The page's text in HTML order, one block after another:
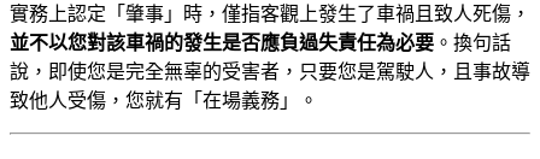
實務上認定「肇事」時，僅指客觀上發生了車禍且致人死傷，
並不以您對該車禍的發生是否應負過失責任為必要 。換句話
說，即使您是完全無辜的受害者，只要您是駕駛人，且事故導
致他人受傷，您就有「在場義務」。